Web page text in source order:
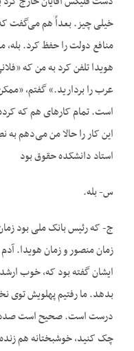
خیلی چیز. بعداً هم می‌گفت که
منافع دولت را حفظ کرد. بله،
هویدا تلفن کرد به من که
عرب را بردارید.» گفتم،
است. تمام کارهای هم که
این کار را حالا من می‌دهم به
استاد دانشکده حقوق بود
س- بله.
ج- که رئیس بانک ملی بود
زمان منصور و زمان هویدا.
ایشان گفته بود که، خوب
بدهد. ما رفتیم پهلویش توی
درست است. صحیح است
چک کنید، خوشبختانه هم